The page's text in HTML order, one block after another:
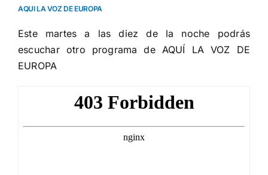
AQUI LA VOZ DE EUROPA
Este martes a las diez de la noche podrás
escuchar otro programa de AQUÍ LA VOZ DE
EUROPA